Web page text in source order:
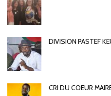
DIVISION PASTEF
CRI DU COEUR